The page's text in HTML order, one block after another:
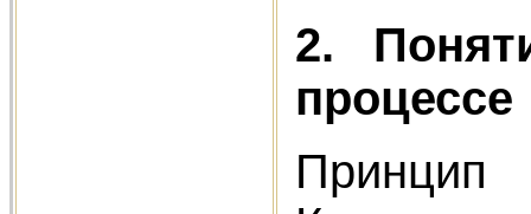
2.
процессе
Принцип